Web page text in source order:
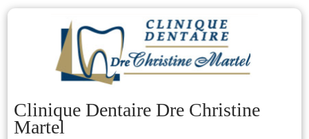
Clinique Dentaire Dre Christine
Martel